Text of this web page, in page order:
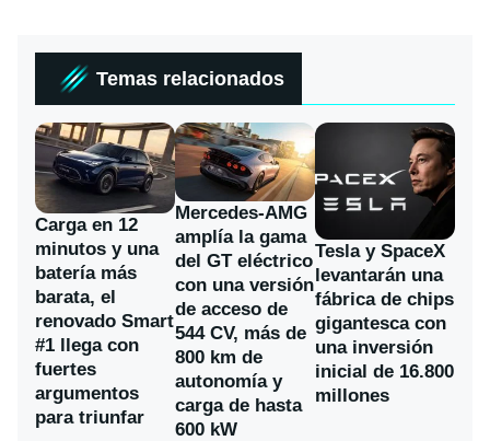
Temas relacionados
Carga en 12
minutos y una
batería más
barata, el
renovado Smart
#1 llega con
fuertes
argumentos
para triunfar
Mercedes-AMG
amplía la gama
del GT eléctrico
con una versión
de acceso de
544 CV, más de
800 km de
autonomía y
carga de hasta
600 kW
Tesla y SpaceX
levantarán una
fábrica de chips
gigantesca con
una inversión
inicial de 16.800
millones